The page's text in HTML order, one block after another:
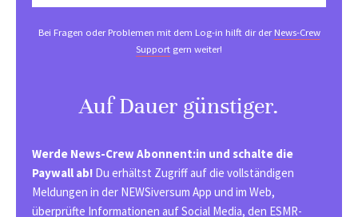
Bei Fragen oder Problemen mit dem Log-in hilft dir derNews-Crew
Support gern weiter!
Auf Dauer günstiger.
Werde News-Crew Abonnent:in und schalte die
Paywall ab! Du erhältst Zugriff auf die vollständigen
Meldungen in der NEWSiversum App und im Web,
überprüfte Informationen auf Social Media, den ESMR-